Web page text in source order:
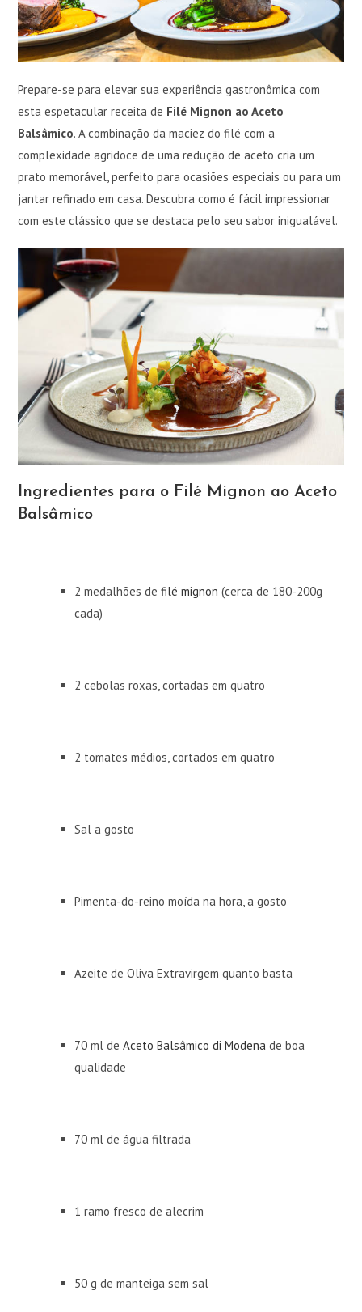
Prepare-se para elevar sua experiência gastronômica com
esta espetacular receita de Filé Mignon ao Aceto
Balsâmico. A combinação da maciez do filé com a
complexidade agridoce de uma redução de aceto cria um
prato memorável, perfeito para ocasiões especiais ou para um
jantar refinado em casa. Descubra como é fácil impressionar
com este clássico que se destaca pelo seu sabor inigualável.
Ingredientes para o Filé Mignon ao Aceto
Balsâmico
2 medalhões defilé mignon (cerca de 180-200g
cada)
2 cebolas roxas, cortadas em quatro
2 tomates médios, cortados em quatro
Sal a gosto
Pimenta-do-reino moída na hora, a gosto
Azeite de Oliva Extravirgem quanto basta
70 ml deAceto Balsâmico di Modena de boa
qualidade
70 ml de água filtrada
1 ramo fresco de alecrim
50 g de manteiga sem sal